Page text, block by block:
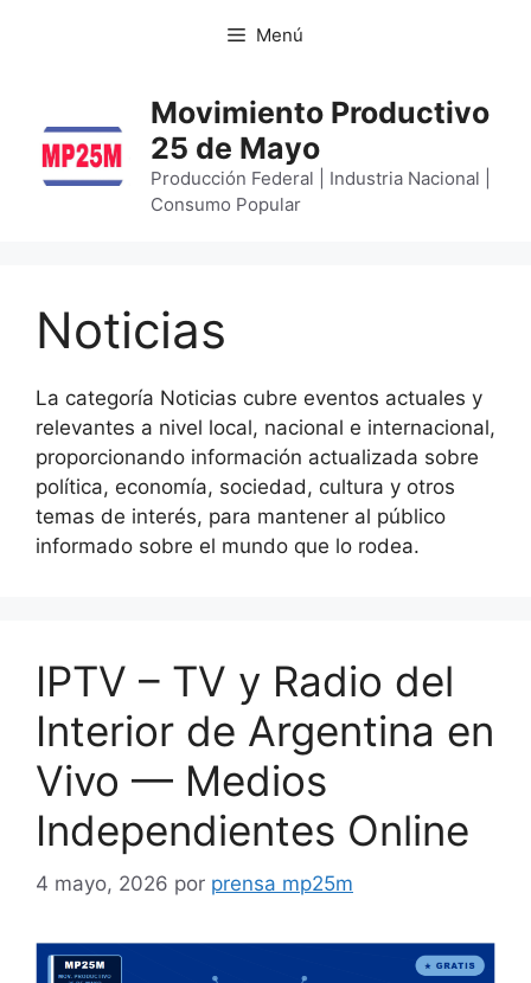
Menú
Movimiento Productivo
25 de Mayo
Producción Federal | Industria Nacional |
Consumo Popular
Noticias
La categoría Noticias cubre eventos actuales y
relevantes a nivel local, nacional e internacional,
proporcionando información actualizada sobre
política, economía, sociedad, cultura y otros
temas de interés, para mantener al público
informado sobre el mundo que lo rodea.
IPTV – TV y Radio del
Interior de Argentina en
Vivo — Medios
Independientes Online
4 mayo, 2026 por prensa mp25m